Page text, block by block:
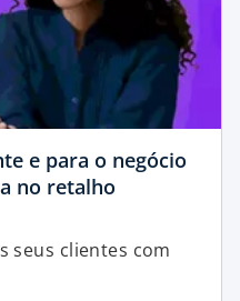
e para o negócio
no retalho
seus clientes com